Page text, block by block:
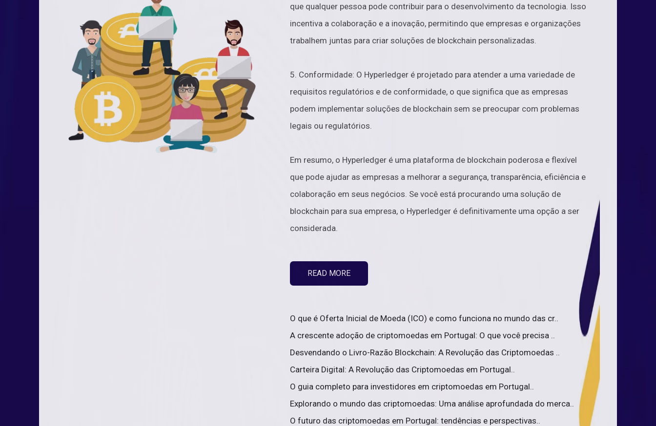
que qualquer pessoa pode contribuir para o desenvolvimento da tecnologia. Isso
incentiva a colaboração e a inovação, permitindo que empresas e organizações
trabalhem juntas para criar soluções de blockchain personalizadas.
5. Conformidade: O Hyperledger é projetado para atender a uma variedade de
requisitos regulatórios e de conformidade, o que significa que as empresas
podem implementar soluções de blockchain sem se preocupar com problemas
legais ou regulatórios.
Em resumo, o Hyperledger é uma plataforma de blockchain poderosa e flexível
que pode ajudar as empresas a melhorar a segurança, transparência, eficiência e
colaboração em seus negócios. Se você está procurando uma solução de
blockchain para sua empresa, o Hyperledger é definitivamente uma opção a ser
considerada.
READ MORE
O que é Oferta Inicial de Moeda (ICO) e como funciona no mundo das cr..
A crescente adoção de criptomoedas em Portugal: O que você precisa ..
Desvendando o Livro-Razão Blockchain: A Revolução das Criptomoedas ..
Carteira Digital: A Revolução das Criptomoedas em Portugal..
O guia completo para investidores em criptomoedas em Portugal..
Explorando o mundo das criptomoedas: Uma análise aprofundada do merca..
O futuro das criptomoedas em Portugal: tendências e perspectivas..